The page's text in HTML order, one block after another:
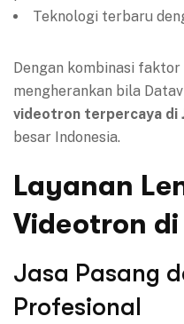
Teknologi terbaru
Dengan kombinasi
mengherankan bila
videotron terpercaya di
besar Indonesia.
Layanan
Videotron
Jasa Pasang
Profesional